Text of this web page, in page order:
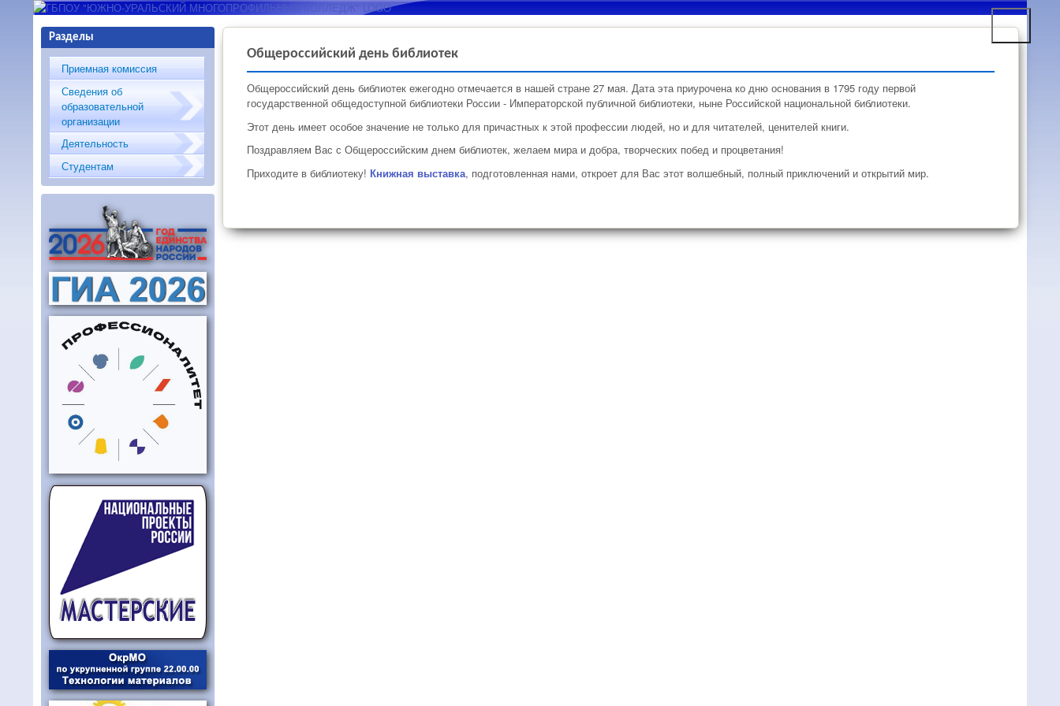
содержанию
ГБПОУ "ЮЖНО-
УРАЛЬСКИЙ
МНОГОПРОФИЛЬНЫЙ
КОЛЛЕДЖ"
Общероссийский день библиотек
Общероссийский день библиотек ежегодно отмечается в нашей стране 27 мая. Дата эта приурочена ко дню основания в 1795 году первой
государственной общедоступной библиотеки России - Императорской публичной библиотеки, ныне Российской национальной библиотеки.
Этот день имеет особое значение не только для причастных к этой профессии людей, но и для читателей, ценителей книги.
Поздравляем Вас с Общероссийским днем библиотек, желаем мира и добра, творческих побед и процветания!
Приходите в библиотеку! Книжная выставка, подготовленная нами, откроет для Вас этот волшебный, полный приключений и открытий мир.
Разделы
Приемная комиссия
Сведения об
образовательной
организации
Деятельность
Студентам